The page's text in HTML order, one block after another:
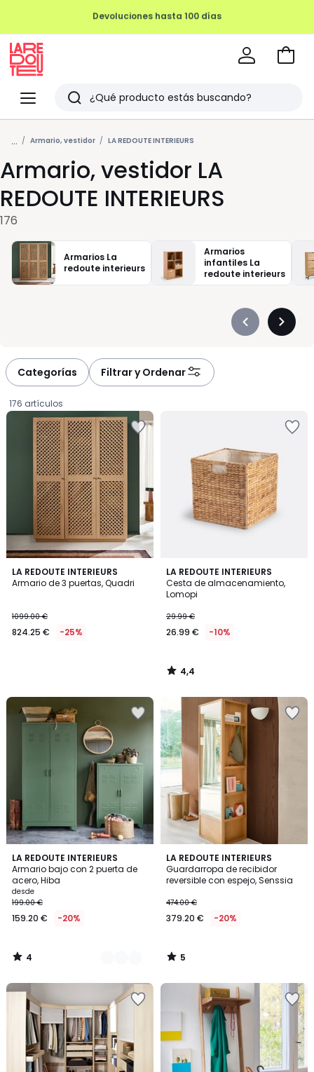
REMATE FINAL HASTA -70%
Menu
Redoute
Buscar
Últimos
artículos
vistos
Ir
... Armario, vestidor LA REDOUTE INTERIEURS
Armario, vestidor LA
REDOUTE INTERIEURS
176
Armarios La
redoute interieurs
Armarios
infantiles La
redoute interieurs
Précédent
Categorías Filtrar y Ordenar
176 artículos
LA REDOUTE INTERIEURS
Armario de 3 puertas, Quadri
€
en
25%
descuento
aplicado.
1099.00 €
824.25 € -25%
LA REDOUTE INTERIEURS
Cesta de almacenamiento,
Lomopi
29.99 €
26.99 € -10%
4,4
/ 5
4,4
/
LA REDOUTE INTERIEURS
Armario bajo con 2 puerta de
acero, Hiba
desde
199.00 €
159.20 € -20%
4
/
5
6
Colores
4
/
LA REDOUTE INTERIEURS
Guardarropa de recibidor
reversible con espejo, Senssia
474.00 €
379.20 € -20%
5
/
5
5
/